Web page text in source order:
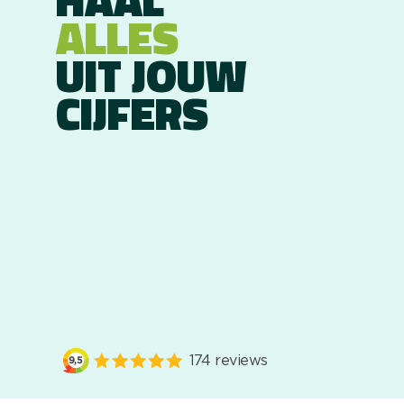
ALLES
UIT JOUW
CIJFERS